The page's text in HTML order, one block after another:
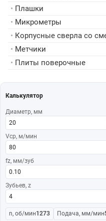
• Плашки
• Микрометры
• Корпусные сверла со
• Метчики
• Плиты поверочные
Калькулятор
Диаметр, мм
Vср, м/мин
fz, мм/зуб
Зубьев, z
n, об/мин1273 Подача, мм/мин